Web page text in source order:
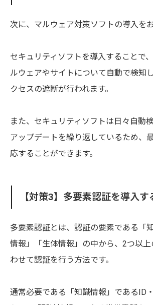
次に、マルウェア対策ソフトの導入を
セキュリティソフトを導入することで
ルウェアやサイトについて自動で検知
クセスの遮断が行われます。
また、セキュリティソフトは日々自動
アップデートを繰り返しているため、
応することができます。
【対策3】多要素認証を導入す
多要素認証とは、認証の要素である「
情報」「生体情報」の中から、2つ以
わせて認証を行う方法です。
通常必要である「知識情報」であるID